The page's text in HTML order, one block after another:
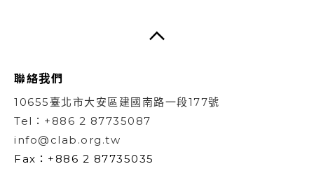
聯絡我們
10655臺北市大安區建國南路一段177號
Tel：+886 2 87735087
info@clab.org.tw
Fax：+886 2 87735035